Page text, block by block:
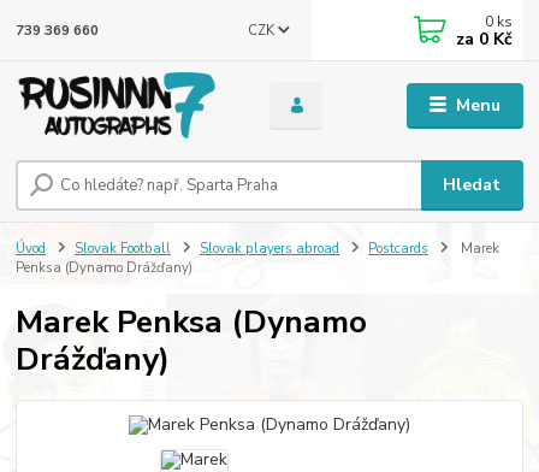
Menu
CZK
Hledat
739 369 660 0 ks
za 0 Kč
Úvod Slovak Football Slovak players abroad Postcards
Marek
Penksa (Dynamo Drážďany)
Marek Penksa (Dynamo
Drážďany)